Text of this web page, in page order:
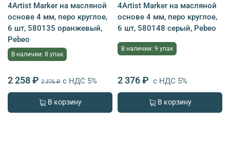
4Artist Marker на масляной
основе 4 мм, перо круглое,
6 шт, 580135 оранжевый,
Pebeo
В наличии: 8 упак
2 258 ₽ 2 376 ₽ с НДС 5%
В корзину
4Artist Marker на масляной
основе 4 мм, перо круглое,
6 шт, 580148 серый, Pebeo
В наличии: 9 упак
2 376 ₽ с НДС 5%
В корзину